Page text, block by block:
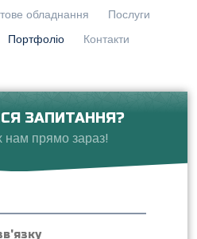
обладнання
Послуги
Портфоліо Контакти
ЗАПИТАННЯ?
нам прямо зараз!